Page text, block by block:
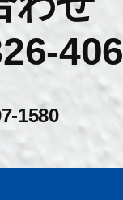
406
1580